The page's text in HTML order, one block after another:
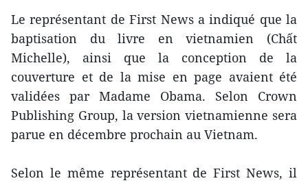
Le représentant de First News a indiqué que la
baptisation du livre en vietnamien (Chất
Michelle), ainsi que la conception de la
couverture et de la mise en page avaient été
validées par Madame Obama. Selon Crown
Publishing Group, la version vietnamienne sera
parue en décembre prochain au Vietnam.
Selon le même représentant de First News, il